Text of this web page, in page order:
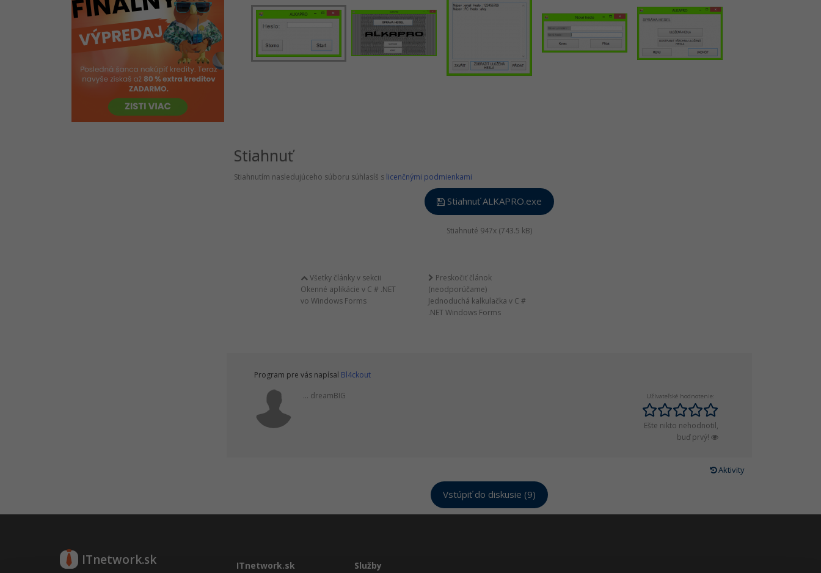
Unity 3D
Test znalostí C # .NET online
Práce so sieťou
EF Core
Konzola
VS Code
História .NET
Stiahnuť
Stiahnutím nasledujúceho súboru súhlasíš s licenčnými podmienkami
Stiahnuť ALKAPRO.exe
Stiahnuté 947x (743.5 kB)
Všetky články v sekcii
Okenné aplikácie v C # .NET
vo Windows Forms
Preskočiť článok
(neodporúčame)
Jednoduchá kalkulačka v C #
.NET Windows Forms
Program pre vás napísal Bl4ckout
Užívateľské hodnotenie:
Ešte nikto nehodnotil,
buď prvý!
... dreamBIG
Aktivity
Vstúpiť do diskusie (9)
ITnetwork.sk ITnetwork.sk Služby